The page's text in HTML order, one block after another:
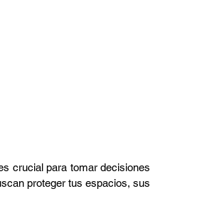
crucial para tomar decisiones
proteger tus espacios, sus